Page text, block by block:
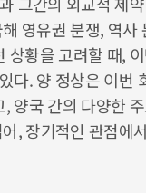
영유권 분쟁, 역
상황을 고려할 때,
다. 양 정상은 이번
양국 간의 다양한
, 장기적인 관점에